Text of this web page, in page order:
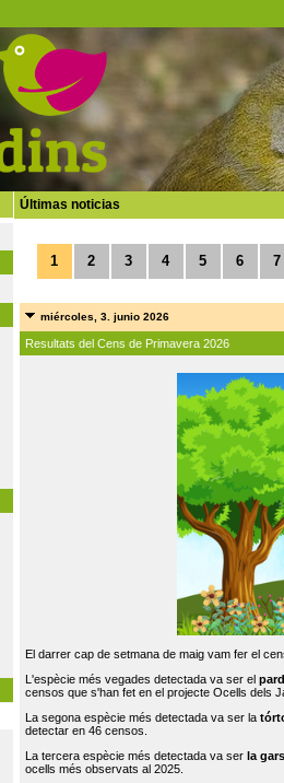
Últimas noticias
1 2 3 4 5 6 7
miércoles, 3. junio 2026
Resultats del Cens de Primavera 2026
El darrer cap de setmana de maig vam fer el
L'espècie més vegades detectada va ser el
censos que s'han fet en el projecte Ocells dels
La segona espècie més detectada va ser la
detectar en 46 censos.
La tercera espècie més detectada va ser la
ocells més observats al 2025.